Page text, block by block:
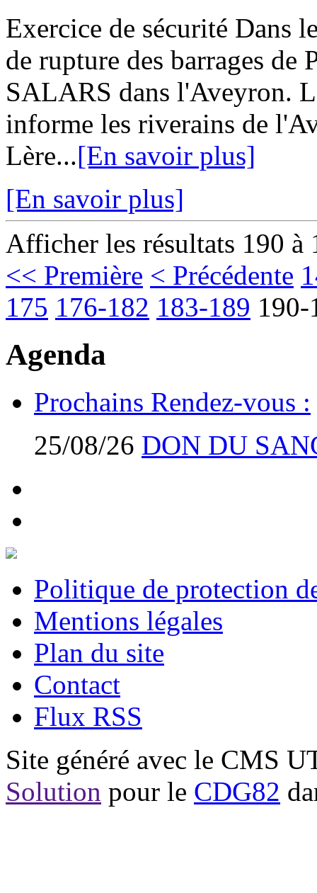
Exercice de sécurité Dans
de rupture des barrages
SALARS dans l'Aveyron.
informe les riverains de
Lère...[En savoir plus]
[En savoir plus]
Afficher les résultats 190 à
<< Première < Précédente
175 176-182 183-189 190-
Agenda
Prochains Rendez-vous :
25/08/26 DON DU
Politique de protection
Mentions légales
Plan du site
Contact
Flux RSS
Site généré avec le CMS
Solution pour le CDG82